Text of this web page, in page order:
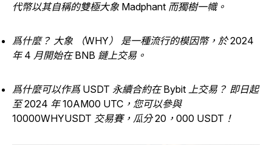
代幣以其自稱的雙極大象 Madphant 而獨樹一幟。
爲什麼？ 大象 （WHY） 是一種流行的模因幣，於 2024
年 4 月開始在 BNB 鏈上交易。
爲什麼可以作爲 USDT 永續合約在 Bybit 上交易？ 即日起
至 2024 年 10AM00 UTC，您可以參與
10000WHYUSDT 交易賽，瓜分 20，000 USDT！